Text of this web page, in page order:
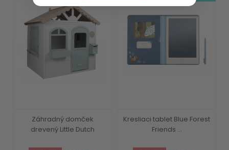
Záhradný domček
drevený Little Dutch
Kresliaci tablet Blue Forest
Friends ...